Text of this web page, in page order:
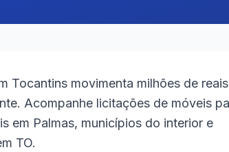
Tocantins movimenta milhões de
Acompanhe licitações de móveis
em Palmas, municípios do interior e
TO.